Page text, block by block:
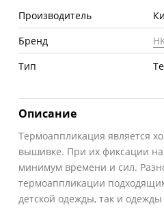
Производитель
Бренд
Тип
Описание
Термоаппликация является
вышивке. При их фиксации на
минимум времени и сил.
термоаппликации
детской одежды, так и